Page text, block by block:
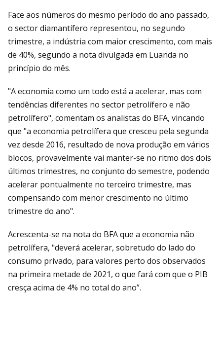
Face aos números do mesmo período do ano passado,
o sector diamantífero representou, no segundo
trimestre, a indústria com maior crescimento, com mais
de 40%, segundo a nota divulgada em Luanda no
princípio do mês.
"A economia como um todo está a acelerar, mas com
tendências diferentes no sector petrolífero e não
petrolífero", comentam os analistas do BFA, vincando
que "a economia petrolífera que cresceu pela segunda
vez desde 2016, resultado de nova produção em vários
blocos, provavelmente vai manter-se no ritmo dos dois
últimos trimestres, no conjunto do semestre, podendo
acelerar pontualmente no terceiro trimestre, mas
compensando com menor crescimento no último
trimestre do ano".
Acrescenta-se na nota do BFA que a economia não
petrolífera, "deverá acelerar, sobretudo do lado do
consumo privado, para valores perto dos observados
na primeira metade de 2021, o que fará com que o PIB
cresça acima de 4% no total do ano”.